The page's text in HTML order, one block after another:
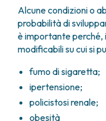
Alcune condizioni o
probabilità di
è importante perché,
modificabili su cui si
fumo di sigaretta;
ipertensione;
policistosi renale;
obesità